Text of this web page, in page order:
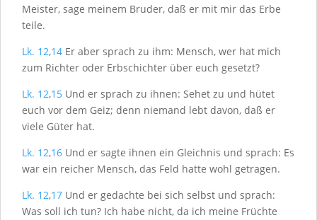
Meister, sage meinem Bruder, daß er mit mir das Erbe
teile.
Lk. 12,14 Er aber sprach zu ihm: Mensch, wer hat mich
zum Richter oder Erbschichter über euch gesetzt?
Lk. 12,15 Und er sprach zu ihnen: Sehet zu und hütet
euch vor dem Geiz; denn niemand lebt davon, daß er
viele Güter hat.
Lk. 12,16 Und er sagte ihnen ein Gleichnis und sprach: Es
war ein reicher Mensch, das Feld hatte wohl getragen.
Lk. 12,17 Und er gedachte bei sich selbst und sprach:
Was soll ich tun? Ich habe nicht, da ich meine Früchte